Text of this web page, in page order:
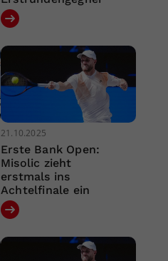
21.10.2025
Erste Bank Open:
Misolic zieht
erstmals ins
Achtelfinale ein